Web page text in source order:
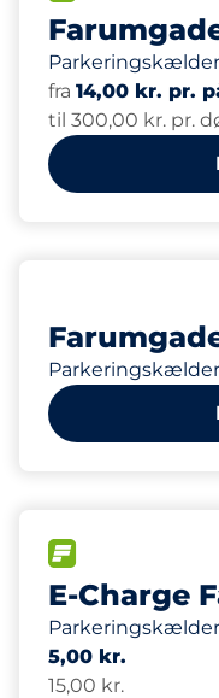
Parkeringskælder
fra 14,00 kr. pr.
til 300,00 kr. pr.
Parkeringskælder
E-Charge
Parkeringskælder
5,00 kr.
15,00 kr.